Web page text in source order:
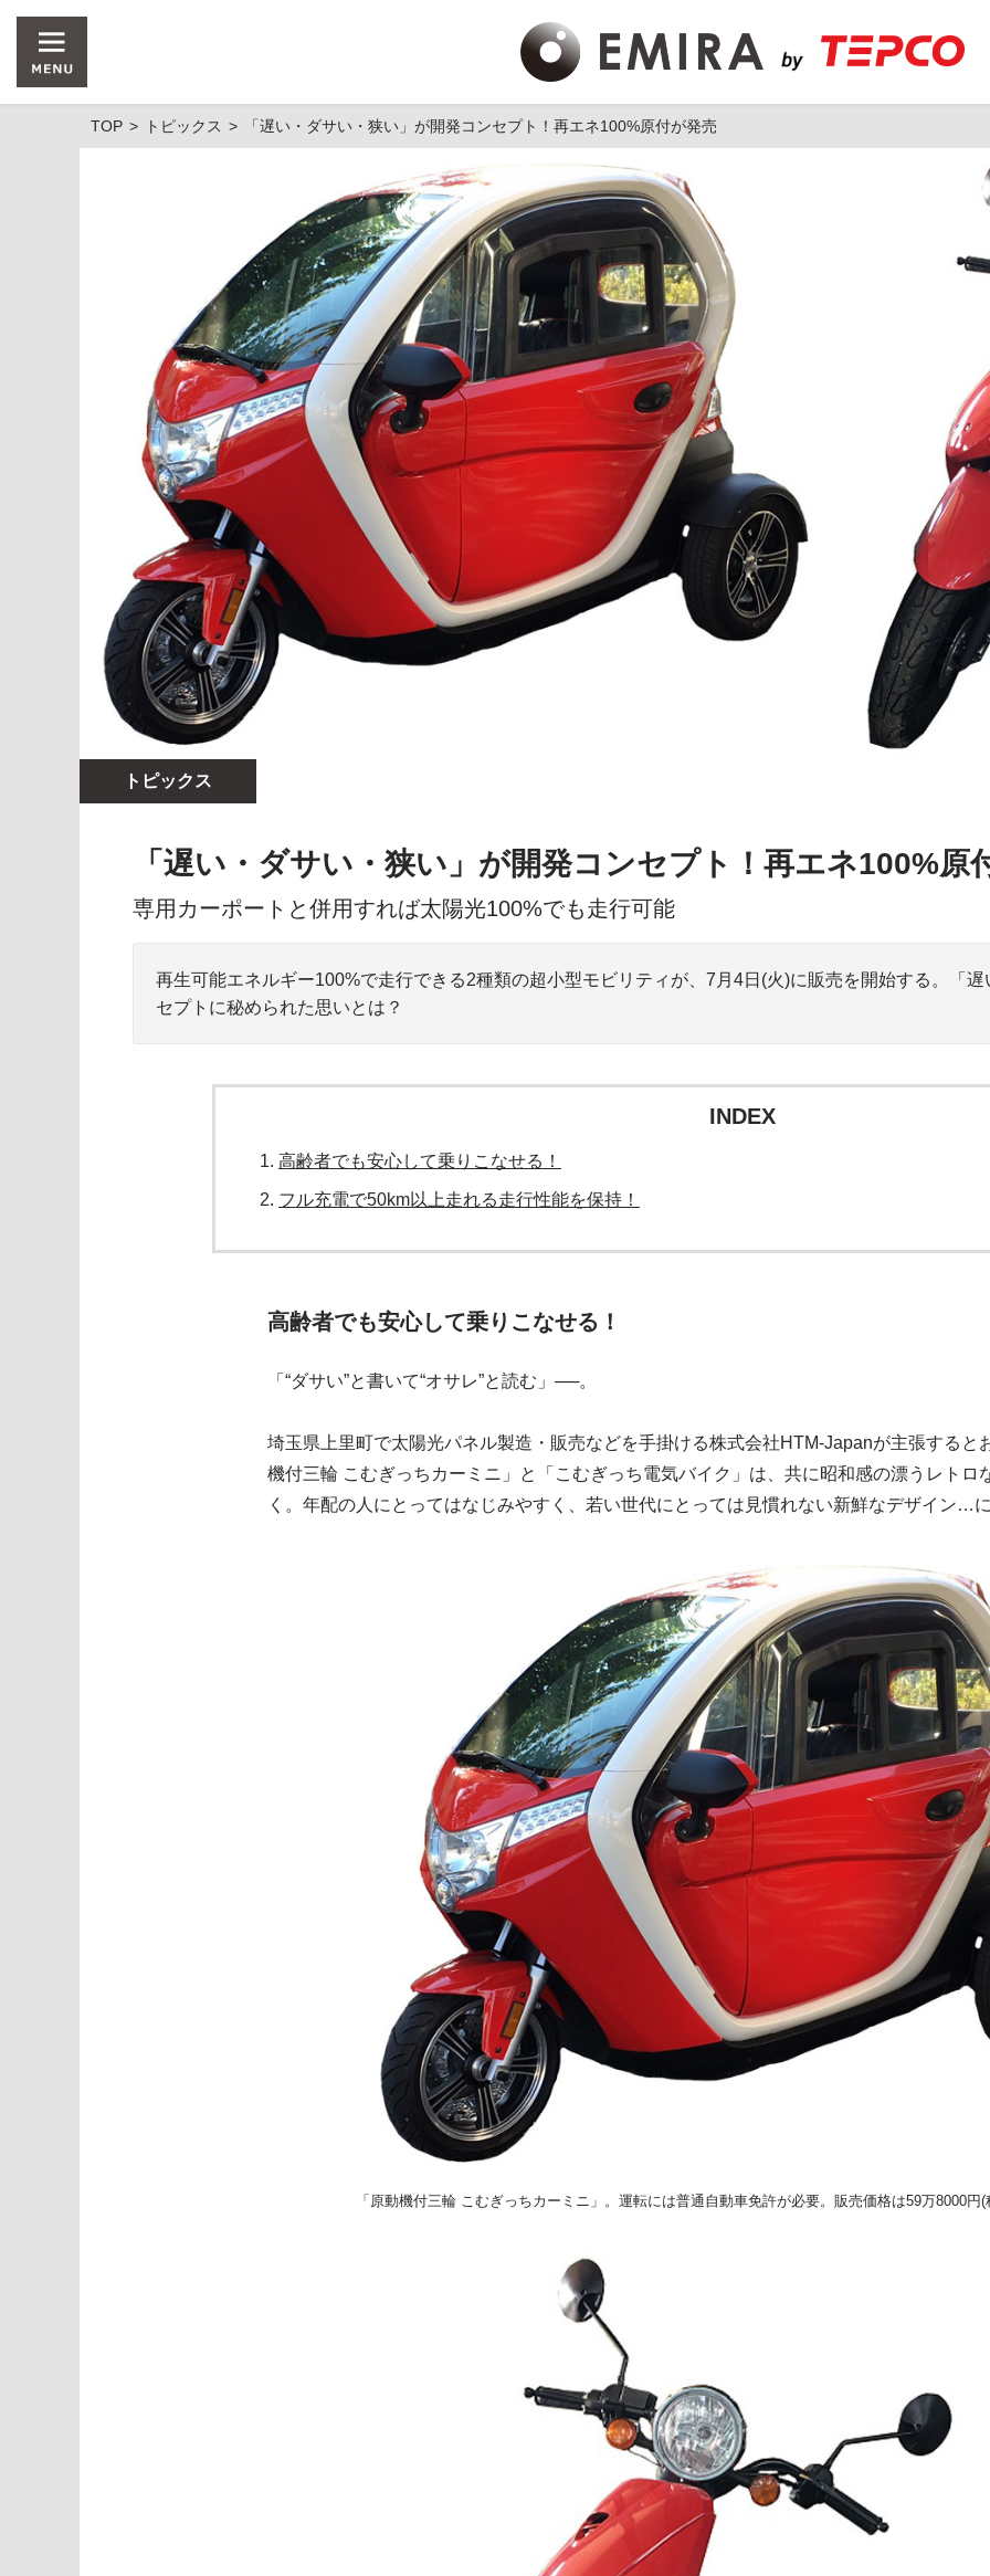
TOP トピックス 「遅い・ダサい・狭い」が開発コンセプト！再エネ100%原付が発売
トピックス
「遅い・ダサい・狭い」が開発コンセプト！再エネ100%原
専用カーポートと併用すれば太陽光100%でも走行可能
再生可能エネルギー100%で走行できる2種類の超小型モビリティが、7月4日(火)に販売を開始する。「
セプトに秘められた思いとは？
INDEX
高齢者でも安心して乗りこなせる！
フル充電で50km以上走れる走行性能を保持！
高齢者でも安心して乗りこなせる！
「“ダサい”と書いて“オサレ”と読む」──。
埼玉県上里町で太陽光パネル製造・販売などを手掛ける株式会社HTM-Japanが主張すると
機付三輪 こむぎっちカーミニ」と「こむぎっち電気バイク」は、共に昭和感の漂うレトロ
く。年配の人にとってはなじみやすく、若い世代にとっては見慣れない新鮮なデザイン…
「原動機付三輪 こむぎっちカーミニ」。運転には普通自動車免許が必要。販売価格は59万8000円(